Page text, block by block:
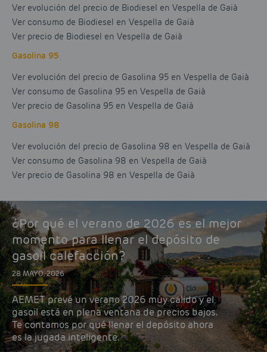
Ver evolución del precio de Biodiesel en Vespella de Gaià
Ver consumo de Biodiesel en Vespella de Gaià
Ver precio de Biodiesel en Vespella de Gaià
Gasolina 95
Ver evolución del precio de Gasolina 95 en Vespella de Gaià
Ver consumo de Gasolina 95 en Vespella de Gaià
Ver precio de Gasolina 95 en Vespella de Gaià
Gasolina 98
Ver evolución del precio de Gasolina 98 en Vespella de Gaià
Ver consumo de Gasolina 98 en Vespella de Gaià
Ver precio de Gasolina 98 en Vespella de Gaià
¿Por qué el verano de 2026 es el mejor
momento para llenar el depósito de
gasoil calefacción?
28 MAYO, 2026
AEMET prevé un verano 2026 muy cálido y el
gasoil está en plena ventana de precios bajos.
Te contamos por qué llenar el depósito ahora
es la jugada inteligente.